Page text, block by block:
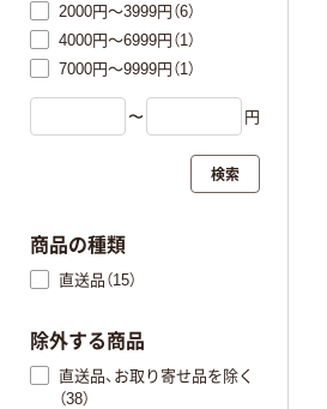
2000円～3999円（6）
4000円～6999円（1）
7000円～9999円（1）
〜 円
検索
商品の種類
直送品（15）
除外する商品
直送品、お取り寄せ品を除く
（38）